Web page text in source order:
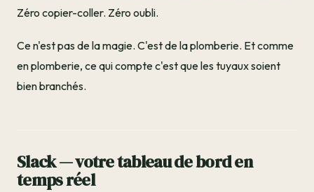
Zéro copier-coller. Zéro oubli.
Ce n'est pas de la magie. C'est de la plomberie. Et comme
en plomberie, ce qui compte c'est que les tuyaux soient
bien branchés.
Slack — votre tableau de bord en
temps réel